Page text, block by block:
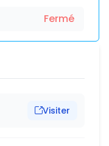
Fermé
Visiter